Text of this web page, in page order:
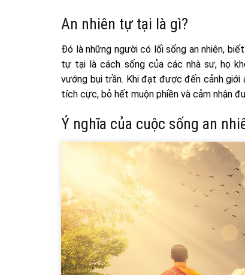
An nhiên tự tại là gì?
Đó là những người có lối sống an nhiên,
tự tại là cách sống của các nhà sư, họ
vướng bụi trần. Khi đạt được đến cảnh
tích cực, bỏ hết muộn phiền và cảm nhận
Ý nghĩa của cuộc sống an